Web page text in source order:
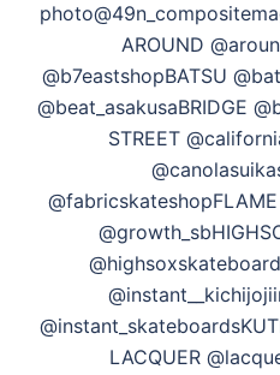
AROUND
@b7eastshopBATSU
@beat_asakusaBRIDGE
STREET
LACQUER